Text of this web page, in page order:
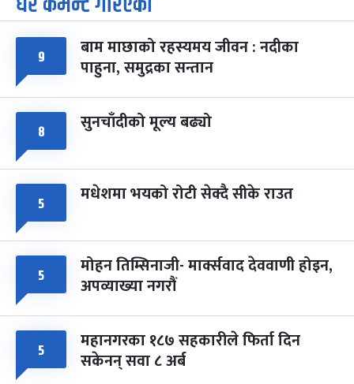
७
आइत चैत्र ७, २०८३-Mar 21, 2027
८
सोम
फागुपूर्णिमा
चैत्र ८, २०८३-Mar 22, 2027
७ महिना बाँकी
९ बाम माछाको रहस्यमय जीवन : नदीका
पाहुना, समुद्रका सन्तान
८ सुनचाँदीको मूल्य बढ्यो
५ मधेशमा भयको रोटी सेक्दै सीके राउत
५ मोहन तिम्सिनाजी- मार्क्सवाद देववाणी होइन,
अपव्याख्या नगरौं
५ महानगरका १८७ सहकारीले फिर्ता दिन
सकेनन् सवा ८ अर्ब